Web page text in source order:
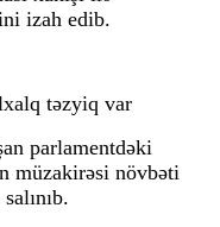
izah edib.
təzyiq var
parlamentdəki
müzakirəsi növbəti